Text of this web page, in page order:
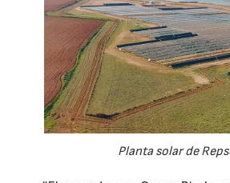
Planta solar de